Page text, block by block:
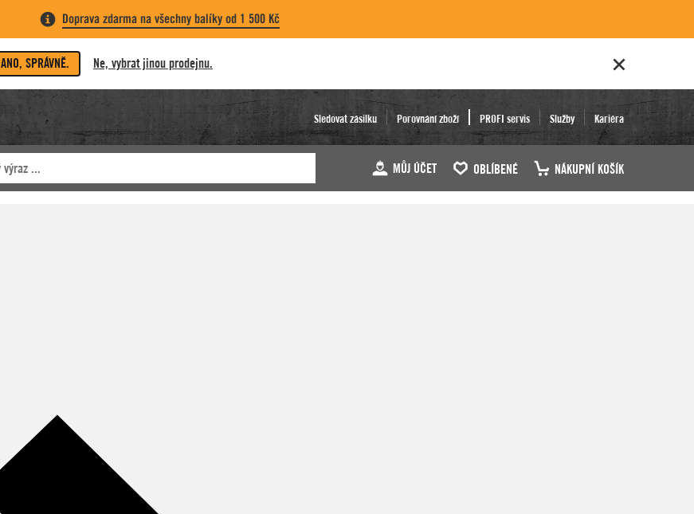
Doprava zdarma na všechny balíky od 1 500 Kč
ANO, SPRÁVNĚ. Ne, vybrat jinou prodejnu.
Sledovat zásilku Porovnání zboží PROFI servis Služby Kariéra
MŮJ ÚČET OBLÍBENÉ NÁKUPNÍ KOŠÍK